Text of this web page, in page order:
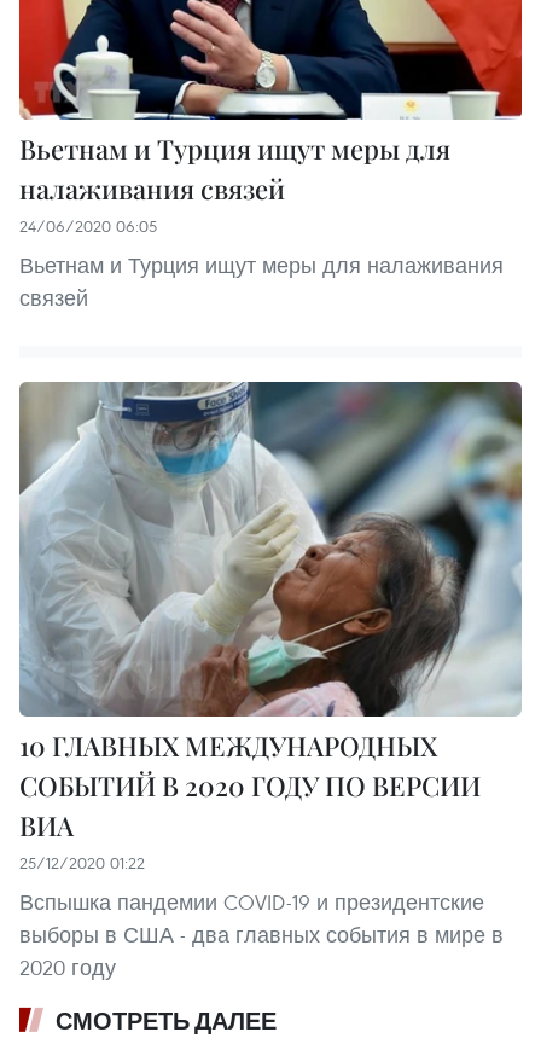
Вьетнам и Турция ищут меры для
налаживания связей
24/06/2020 06:05
Вьетнам и Турция ищут меры для налаживания
связей
10 ГЛАВНЫХ МЕЖДУНАРОДНЫХ
СОБЫТИЙ В 2020 ГОДУ ПО ВЕРСИИ
ВИА
25/12/2020 01:22
Вспышка пандемии COVID-19 и президентские
выборы в США - два главных события в мире в
2020 году
СМОТРЕТЬ ДАЛЕЕ